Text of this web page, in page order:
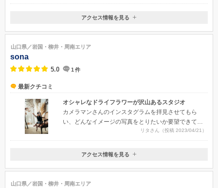
も良く大変満足しました。
山口県大島郡周防大島町 大字久賀西中津原4707−7
アクセス情報を見る
山口県／岩国・柳井・周南エリア
sona
5.0 1 件
最新クチコミ
オシャレなドライフラワーが沢山あるスタジオ
カメラマンさんのインスタグラムを拝見させてもら
い、どんなイメージの写真をとりたいか要望できてよ
かったです。仕上がりもオシャレな雰囲気と、こども
の自然な姿がうつっていて気に入っています
リタさん（投稿 2023/04/21）
山口県周南市梅園町3-1-5
アクセス情報を見る
山口県／岩国・柳井・周南エリア